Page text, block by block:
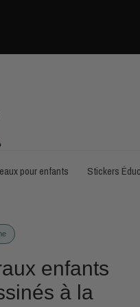
pour enfants Stickers
enfants
à la